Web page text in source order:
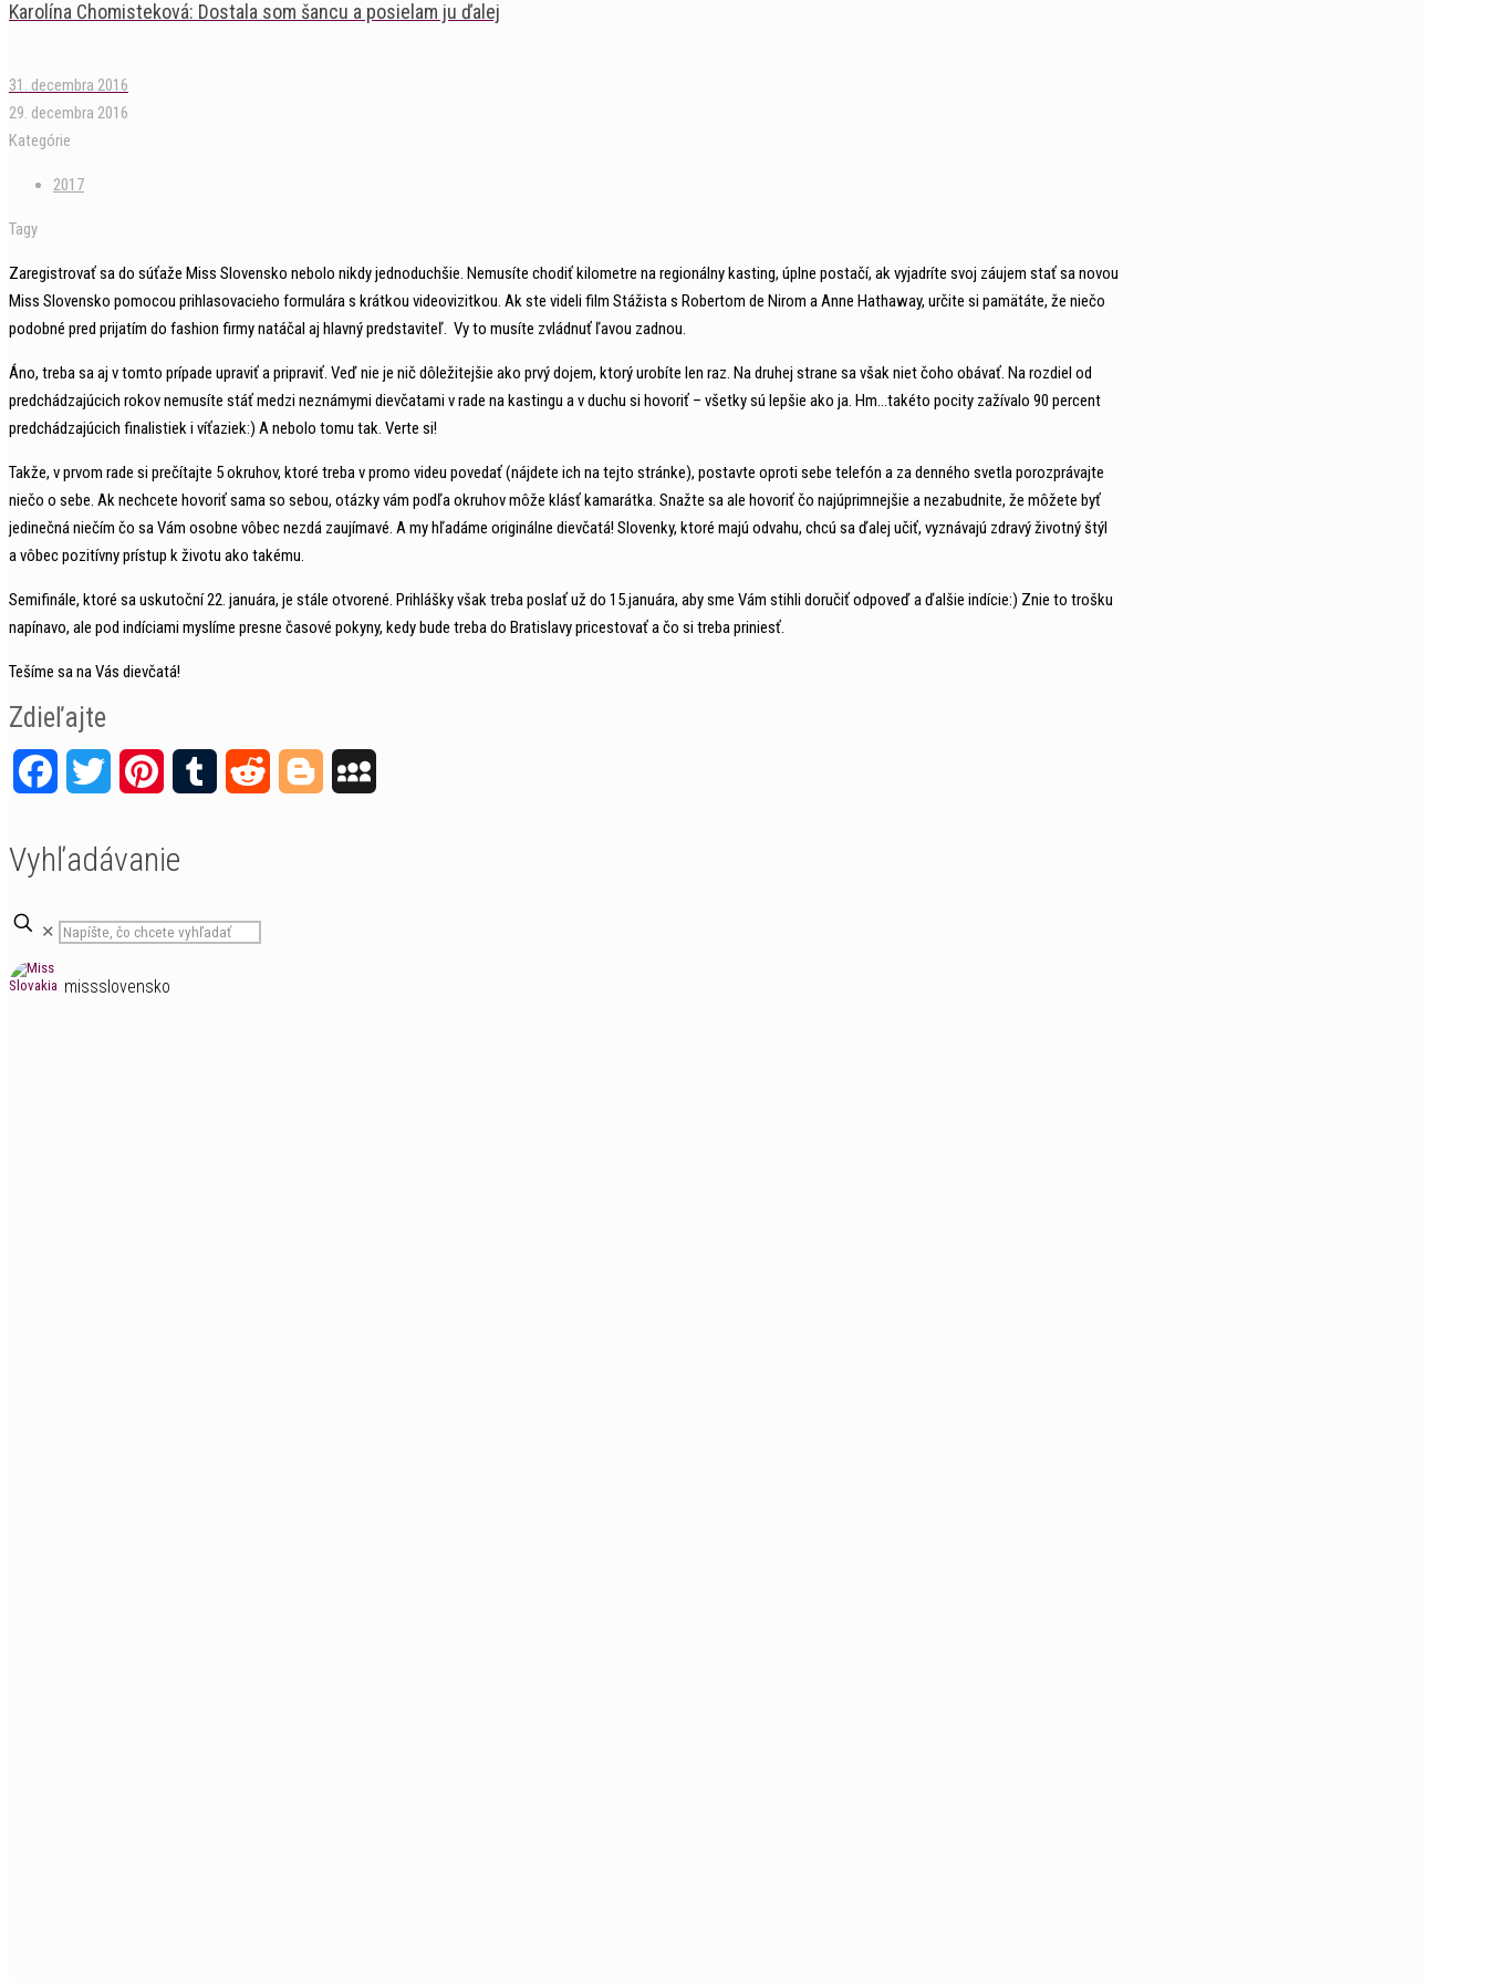
Karolína Chomisteková: Dostala som šancu a posielam ju ďalej
31. decembra 2016
29. decembra 2016
Kategórie
2017
Tagy
Zaregistrovať sa do súťaže Miss Slovensko nebolo nikdy jednoduchšie. Nemusíte chodiť kilometre na regionálny kasting, úplne postačí, ak vyjadríte svoj záujem stať sa novou
Miss Slovensko pomocou prihlasovacieho formulára s krátkou videovizitkou. Ak ste videli film Stážista s Robertom de Nirom a Anne Hathaway, určite si pamätáte, že niečo
podobné pred prijatím do fashion firmy natáčal aj hlavný predstaviteľ. Vy to musíte zvládnuť ľavou zadnou.
Áno, treba sa aj v tomto prípade upraviť a pripraviť. Veď nie je nič dôležitejšie ako prvý dojem, ktorý urobíte len raz. Na druhej strane sa však niet čoho obávať. Na rozdiel od
predchádzajúcich rokov nemusíte stáť medzi neznámymi dievčatami v rade na kastingu a v duchu si hovoriť – všetky sú lepšie ako ja. Hm…takéto pocity zažívalo 90 percent
predchádzajúcich finalistiek i víťaziek:) A nebolo tomu tak. Verte si!
Takže, v prvom rade si prečítajte 5 okruhov, ktoré treba v promo videu povedať (nájdete ich na tejto stránke), postavte oproti sebe telefón a za denného svetla porozprávajte
niečo o sebe. Ak nechcete hovoriť sama so sebou, otázky vám podľa okruhov môže klásť kamarátka. Snažte sa ale hovoriť čo najúprimnejšie a nezabudnite, že môžete byť
jedinečná niečím čo sa Vám osobne vôbec nezdá zaujímavé. A my hľadáme originálne dievčatá! Slovenky, ktoré majú odvahu, chcú sa ďalej učiť, vyznávajú zdravý životný štýl
a vôbec pozitívny prístup k životu ako takému.
Semifinále, ktoré sa uskutoční 22. januára, je stále otvorené. Prihlášky však treba poslať už do 15.januára, aby sme Vám stihli doručiť odpoveď a ďalšie indície:) Znie to trošku
napínavo, ale pod indíciami myslíme presne časové pokyny, kedy bude treba do Bratislavy pricestovať a čo si treba priniesť.
Tešíme sa na Vás dievčatá!
Zdieľajte
FacebookTwitter Pinterest Tumblr Reddit Blogger
Vyhľadávanie
✕
missslovensko